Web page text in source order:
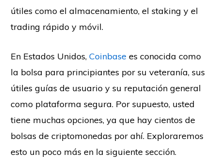
útiles como el almacenamiento, el staking y el
trading rápido y móvil.
En Estados Unidos,Coinbase es conocida como
la bolsa para principiantes por su veteranía, sus
útiles guías de usuario y su reputación general
como plataforma segura. Por supuesto, usted
tiene muchas opciones, ya que hay cientos de
bolsas de criptomonedas por ahí. Exploraremos
esto un poco más en la siguiente sección.